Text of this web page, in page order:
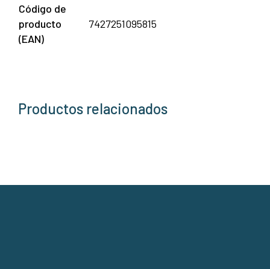
Código de
producto
(EAN)
7427251095815
Productos relacionados